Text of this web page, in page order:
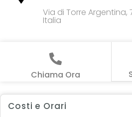
Via di Torre Argentina,
Italia
Chiama Ora
Costi e Orari